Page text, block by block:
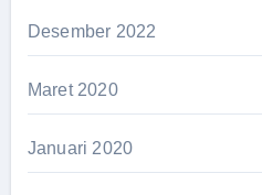
Desember 2022
Maret 2020
Januari 2020